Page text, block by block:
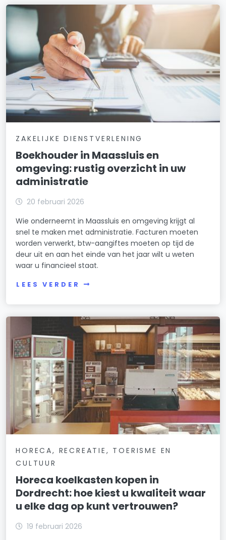
ZAKELIJKE DIENSTVERLENING
Boekhouder in Maassluis en
omgeving: rustig overzicht in uw
administratie
20 februari 2026
Wie onderneemt in Maassluis en omgeving krijgt al
snel te maken met administratie. Facturen moeten
worden verwerkt, btw-aangiftes moeten op tijd de
deur uit en aan het einde van het jaar wilt u weten
waar u financieel staat.
LEES VERDER
HORECA, RECREATIE, TOERISME EN
CULTUUR
Horeca koelkasten kopen in
Dordrecht: hoe kiest u kwaliteit waar
u elke dag op kunt vertrouwen?
19 februari 2026